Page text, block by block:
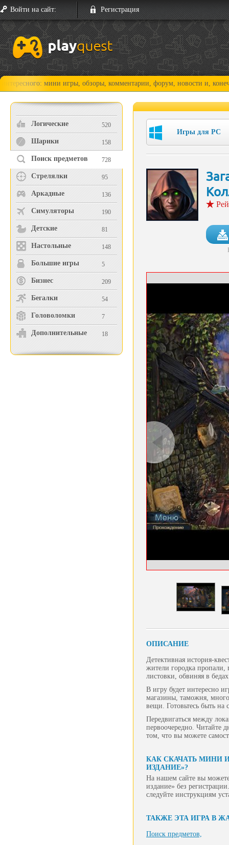
Войти на сайт: Регистрация
мини игры, обзоры, комментарии, форум, новости и, конечно,
Логические 520
Шарики 158
Поиск предметов 728
Стрелялки 95
Аркадные 136
Симуляторы 190
Детские 81
Настольные 148
Большие игры 5
Бизнес 209
Бегалки 54
Головоломки 7
Дополнительные 18
Игры для PC
ОПИСАНИЕ
Детективная история-
жители городка пропали,
листовки, обвиняя в
В игру будет интересно
магазины, таможня,
вещи. Готовьтесь быть на
Передвигаться между
первоочередно. Читайте
том, что вы можете
КАК СКАЧАТЬ МИНИ
ИЗДАНИЕ»?
На нашем сайте вы
издание» без
следуйте инструкциям
ТАКЖЕ ЭТА ИГРА В
Поиск предметов,